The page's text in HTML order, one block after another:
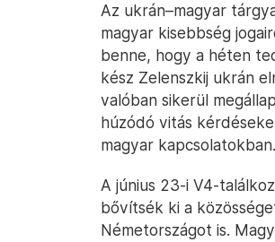
Az ukrán–magyar
magyar kisebbség
benne, hogy a héten
kész Zelenszkij ukrán
valóban sikerül
húzódó vitás
magyar kapcsolatokban.
A június 23-i V4-
bővítsék ki a
Németországot is.